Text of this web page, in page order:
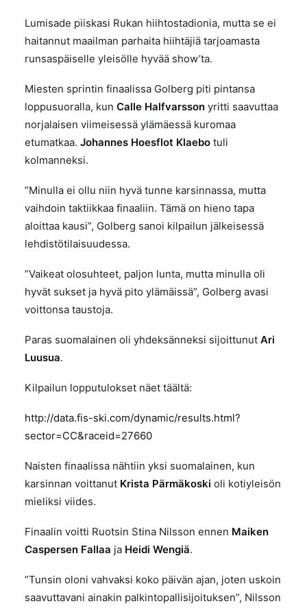
Lumisade piiskasi Rukan hiihtostadionia, mutta se ei
haitannut maailman parhaita hiihtäjiä tarjoamasta
runsaspäiselle yleisölle hyvää show’ta.
Miesten sprintin finaalissa Golberg piti pintansa
loppusuoralla, kun Calle Halfvarsson yritti saavuttaa
norjalaisen viimeisessä ylämäessä kuromaa
etumatkaa. Johannes Hoesflot Klaebo tuli
kolmanneksi.
”Minulla ei ollu niin hyvä tunne karsinnassa, mutta
vaihdoin taktiikkaa finaaliin. Tämä on hieno tapa
aloittaa kausi”, Golberg sanoi kilpailun jälkeisessä
lehdistötilaisuudessa.
”Vaikeat olosuhteet, paljon lunta, mutta minulla oli
hyvät sukset ja hyvä pito ylämäissä”, Golberg avasi
voittonsa taustoja.
Paras suomalainen oli yhdeksänneksi sijoittunut Ari
Luusua.
Kilpailun lopputulokset näet täältä:
http://data.fis-ski.com/dynamic/results.html?
sector=CC&raceid=27660
Naisten finaalissa nähtiin yksi suomalainen, kun
karsinnan voittanut Krista Pärmäkoski oli kotiyleisön
mieliksi viides.
Finaalin voitti Ruotsin Stina Nilsson ennen Maiken
Caspersen Fallaa ja Heidi Wengiä.
”Tunsin oloni vahvaksi koko päivän ajan, joten uskoin
saavuttavani ainakin palkintopallisijoituksen”, Nilsson